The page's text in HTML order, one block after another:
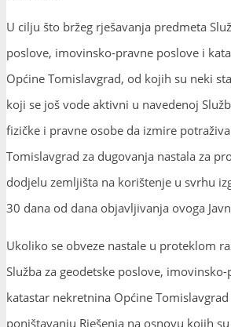
U cilju što bržeg rješavanja predmeta
poslove, imovinsko-pravne poslove i
Općine Tomislavgrad, od kojih su neki
koji se još vode aktivni u navedenoj
fizičke i pravne osobe da izmire
Tomislavgrad za dugovanja nastala za
dodjelu zemljišta na korištenje u svrhu
30 dana od dana objavljivanja ovoga
Ukoliko se obveze nastale u proteklom
Služba za geodetske poslove,
katastar nekretnina Općine
poništavanju Rješenja na osnovu kojih